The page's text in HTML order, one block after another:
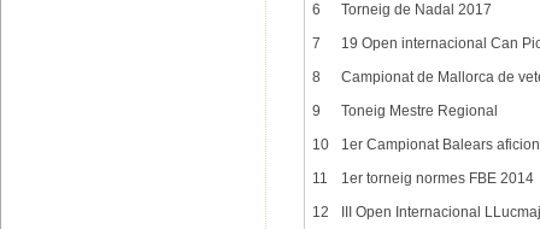
6
Torneig de Nadal 2017
7
19 Open internacional Can
8
Campionat de Mallorca de
9
Toneig Mestre Regional
10
1er Campionat Balears
11
1er torneig normes FBE 2014
12
III Open Internacional